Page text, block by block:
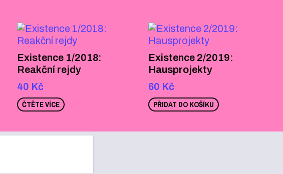
Existence 1/2018:
Reakční rejdy
40 Kč
ČTĚTE VÍCE
Existence 2/2019:
Hausprojekty
60 Kč
PŘIDAT DO KOŠÍKU